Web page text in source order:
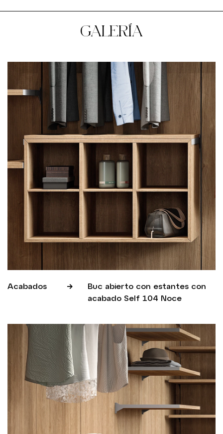
GALERÍA
Acabados
Buc abierto con estantes con
acabado Self 104 Noce